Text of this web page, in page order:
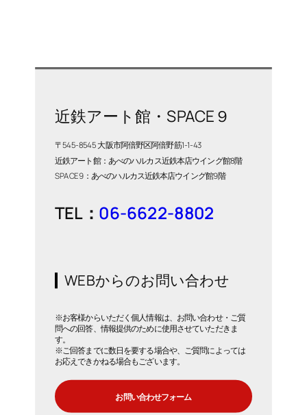
近鉄アート館・SPACE９
〒545-8545 大阪市阿倍野区阿倍野筋1-1-43
近鉄アート館：あべのハルカス近鉄本店ウイング館8階
SPACE9：あべのハルカス近鉄本店ウイング館9階
TEL： 06-6622-8802
WEBからのお問い合わせ
※お客様からいただく個人情報は、お問い合わせ・ご質
問への回答、情報提供のために使用させていただきま
す。
※ご回答までに数日を要する場合や、ご質問によっては
お応えできかねる場合もございます。
お問い合わせフォーム